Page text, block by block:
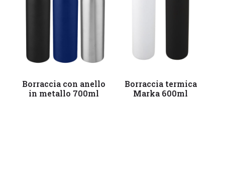
Leggi tutto
Borraccia con anello
in metallo 700ml
Leggi tutto
Borraccia termica
Marka 600ml